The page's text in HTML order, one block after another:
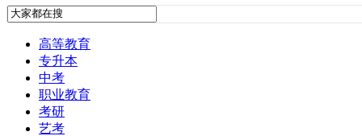
高等教育
专升本
中考
职业教育
考研
艺考